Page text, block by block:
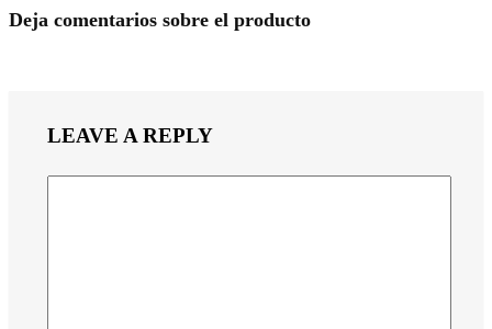
Deja comentarios sobre el producto
LEAVE A REPLY